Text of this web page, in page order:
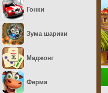
Гонки
Зума шарики
Маджонг
Ферма